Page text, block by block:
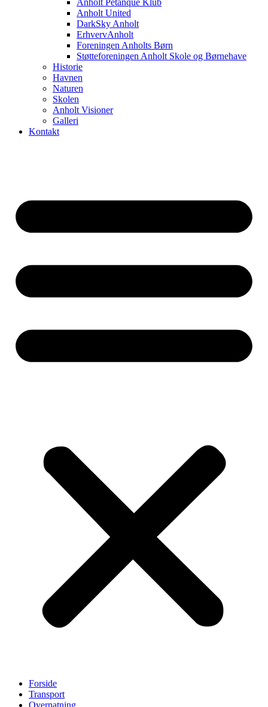
Anholt Petanque Klub
Anholt United
DarkSky Anholt
ErhvervAnholt
Foreningen Anholts Børn
Støtteforeningen Anholt Skole og Børnehave
Historie
Havnen
Naturen
Skolen
Anholt Visioner
Galleri
Kontakt
Forside
Transport
Overnatning